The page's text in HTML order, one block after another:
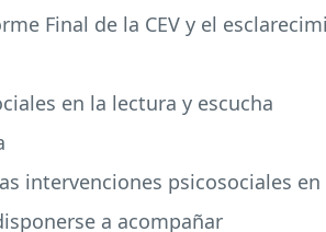
Final de la CEV y el
en la lectura y escucha
intervenciones psicosociales
a acompañar